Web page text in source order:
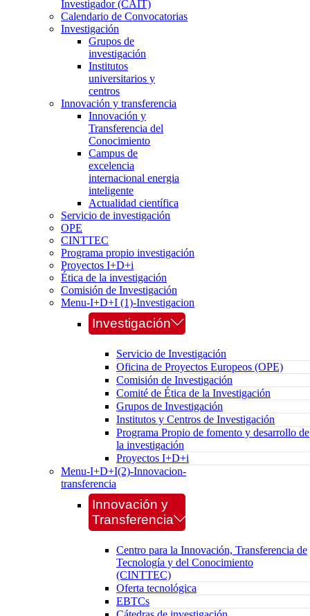
Investigador (CAIT)
Calendario de Convocatorias
Investigación
Grupos de
investigación
Institutos
universitarios y
centros
Innovación y transferencia
Innovación y
Transferencia del
Conocimiento
Campus de
excelencia
internacional energia
inteligente
Actualidad científica
Servicio de investigación
OPE
CINTTEC
Programa propio investigación
Proyectos I+D+i
Ética de la investigación
Comisión de Investigación
Menu-I+D+I (1)-Investigacion
Investigación
Servicio de Investigación
Oficina de Proyectos Europeos (OPE)
Comisión de Investigación
Comité de Ética de la Investigación
Grupos de Investigación
Institutos y Centros de Investigación
Programa Propio de fomento y desarrollo de
la investigación
Proyectos I+D+i
Menu-I+D+I(2)-Innovacion-
transferencia
Innovación y
Transferencia
Centro para la Innovación, Transferencia de
Tecnología y del Conocimiento
(CINTTEC)
Oferta tecnológica
EBTCs